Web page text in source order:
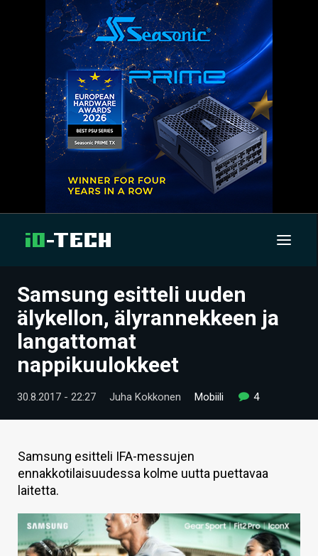
UUTISET
ARTIKKELIT
VIDEOT
TECHBBS
HINTA.FI
KAUPPA
VAIHDA TEEMA
Samsung esitteli uuden
älykellon, älyrannekkeen ja
langattomat
nappikuulokkeet
30.8.2017 - 22:27 Juha Kokkonen Mobiili 4
Samsung esitteli IFA-messujen
ennakkotilaisuudessa kolme uutta puettavaa
laitetta.